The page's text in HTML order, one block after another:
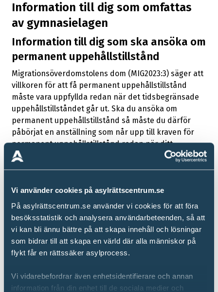
Vi använder cookies på asylrättscentrum.se
På asylrättscentrum.se använder vi cookies för att föra
besöksstatistik och analysera användarbeteenden, så att
vi kan bli ännu bättre på att skapa innehåll och lösningar
som bidrar till att skapa en värld där alla människor på
flykt får en rättssäker asylprocess.
Vi vidarebefordrar även enhetsidentifierare och annan
information från din enhet till de sociala medier och
Information till dig som omfattas
av gymnasielagen
Information till dig som ska ansöka om
permanent uppehållstillstånd
Migrationsöverdomstolens dom (MIG2023:3) säger att
villkoren för att få permanent uppehållstillstånd
måste vara uppfyllda redan när det tidsbegränsade
uppehållstillståndet går ut. Ska du ansöka om
permanent uppehållstillstånd så måste du därför
påbörjat en anställning som når upp till kraven för
permanent uppehållstillstånd redan när ditt
tidsbegränsade uppehållstillstånd går ut. Kom ihåg
att du måste ansöka om permanent
annars kan du förlora rätten att arbeta.
Du kan byta anställning medan du väntar på svar
från Migrationsverket om din ansökan, men var noga
med att kontrollera att den nya anställningen
uppfyller alla krav för permanent uppehållstillstånd.
Både den tidigare och den nya anställningen måste
Du kan läsa om kraven för permanent